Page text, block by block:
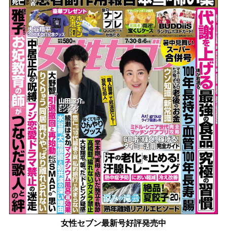
女性セブン最新号好評発売中